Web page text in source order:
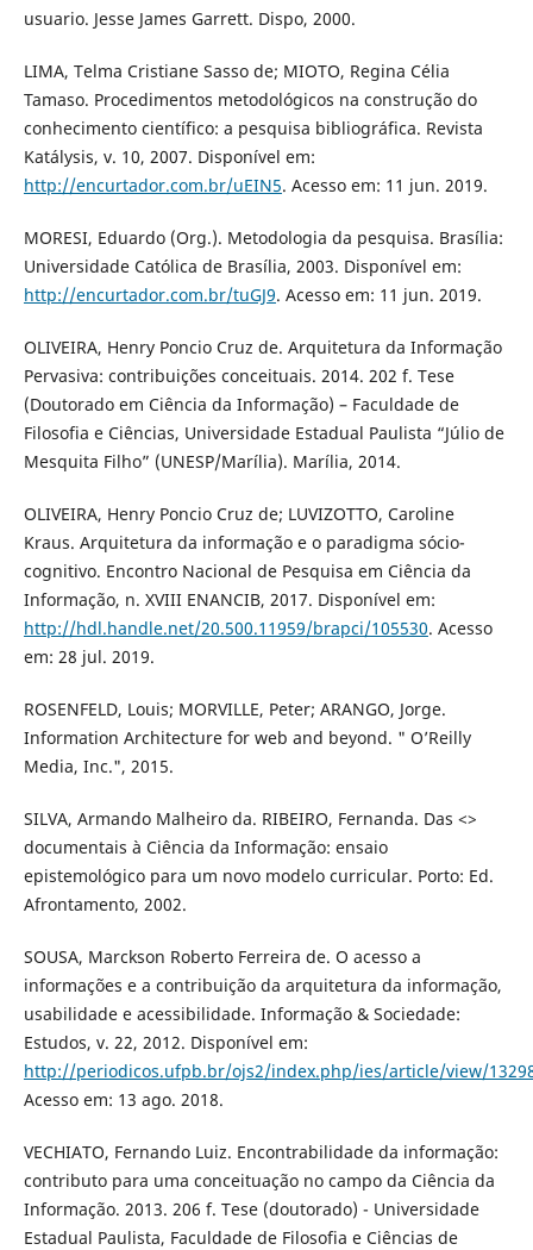
usuario. Jesse James Garrett. Dispo, 2000.
LIMA, Telma Cristiane Sasso de; MIOTO, Regina Célia
Tamaso. Procedimentos metodológicos na construção do
conhecimento científico: a pesquisa bibliográfica. Revista
Katálysis, v. 10, 2007. Disponível em:
http://encurtador.com.br/uEIN5. Acesso em: 11 jun. 2019.
MORESI, Eduardo (Org.). Metodologia da pesquisa. Brasília:
Universidade Católica de Brasília, 2003. Disponível em:
http://encurtador.com.br/tuGJ9. Acesso em: 11 jun. 2019.
OLIVEIRA, Henry Poncio Cruz de. Arquitetura da Informação
Pervasiva: contribuições conceituais. 2014. 202 f. Tese
(Doutorado em Ciência da Informação) – Faculdade de
Filosofia e Ciências, Universidade Estadual Paulista “Júlio de
Mesquita Filho” (UNESP/Marília). Marília, 2014.
OLIVEIRA, Henry Poncio Cruz de; LUVIZOTTO, Caroline
Kraus. Arquitetura da informação e o paradigma sócio-
cognitivo. Encontro Nacional de Pesquisa em Ciência da
Informação, n. XVIII ENANCIB, 2017. Disponível em:
http://hdl.handle.net/20.500.11959/brapci/105530. Acesso
em: 28 jul. 2019.
ROSENFELD, Louis; MORVILLE, Peter; ARANGO, Jorge.
Information Architecture for web and beyond. " O’Reilly
Media, Inc.", 2015.
SILVA, Armando Malheiro da. RIBEIRO, Fernanda. Das <>
documentais à Ciência da Informação: ensaio
epistemológico para um novo modelo curricular. Porto: Ed.
Afrontamento, 2002.
SOUSA, Marckson Roberto Ferreira de. O acesso a
informações e a contribuição da arquitetura da informação,
usabilidade e acessibilidade. Informação & Sociedade:
Estudos, v. 22, 2012. Disponível em:
http://periodicos.ufpb.br/ojs2/index.php/ies/article/view/
Acesso em: 13 ago. 2018.
VECHIATO, Fernando Luiz. Encontrabilidade da informação:
contributo para uma conceituação no campo da Ciência da
Informação. 2013. 206 f. Tese (doutorado) - Universidade
Estadual Paulista, Faculdade de Filosofia e Ciências de